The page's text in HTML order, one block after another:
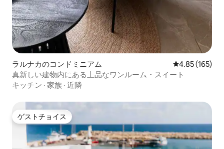
ラルナカのコンドミニアム レビュー165
4.85 (165)
真新しい建物内にある上品なワンルーム・スイート
キッチン · 家族 · 近隣
ゲストチョイス
ゲストチョイス